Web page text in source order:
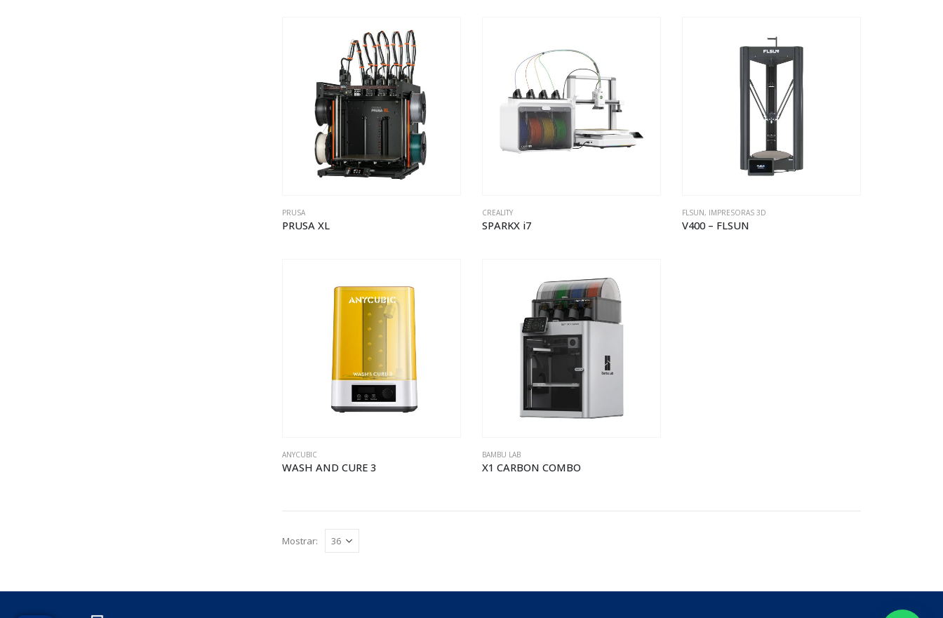
PRUSA
PRUSA XL
CREALITY
SPARKX i7
FLSUN, IMPRESORAS 3D
V400 – FLSUN
ANYCUBIC
WASH AND CURE 3
BAMBU LAB
X1 CARBON COMBO
Mostrar: